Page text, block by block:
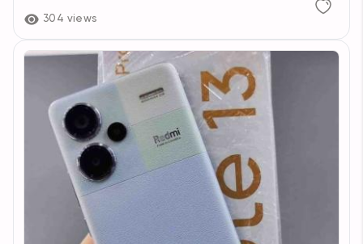
304 views